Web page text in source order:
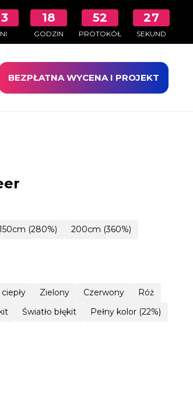
18
GODZIN
52
PROTOKÓŁ
26
SEKUND
na zakupy
BEZPŁATNA WYCENA I PROJEKT
(280%)
200cm (360%)
ciepły Zielony Czerwony
Róż
Światło błękit Pełny kolor (22%)